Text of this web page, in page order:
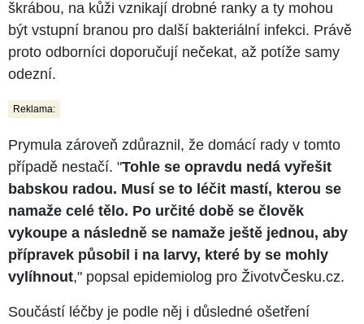
škrábou, na kůži vznikají drobné ranky a ty mohou
být vstupní branou pro další bakteriální infekci. Právě
proto odborníci doporučují nečekat, až potíže samy
odezní.
Reklama:
Prymula zároveň zdůraznil, že domácí rady v tomto
případě nestačí. "Tohle se opravdu nedá vyřešit
babskou radou. Musí se to léčit mastí, kterou se
namaže celé tělo. Po určité době se člověk
vykoupe a následně se namaže ještě jednou, aby
přípravek působil i na larvy, které by se mohly
vylíhnout," popsal epidemiolog pro ŽivotvČesku.cz.
Součástí léčby je podle něj i důsledné ošetření